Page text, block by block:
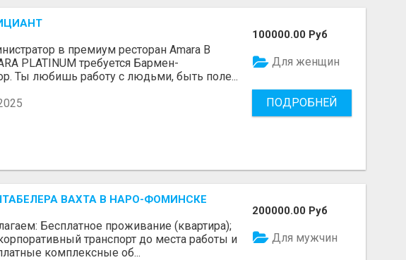
в премиум ресторан Amara В
PLATINUM требуется Бармен-
Ты любишь работу с людьми, быть поле...
100000.00 Руб
Для женщин
ПОДРОБНЕЙ
ВАХТА В НАРО-ФОМИНСКЕ
Бесплатное проживание (квартира);
транспорт до места работы и
комплексные об...
200000.00 Руб
Для мужчин